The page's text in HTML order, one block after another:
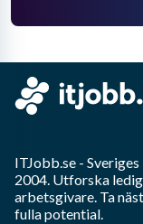
ITJobb.se -
2004. Utforska
arbetsgivare. Ta
fulla potential.